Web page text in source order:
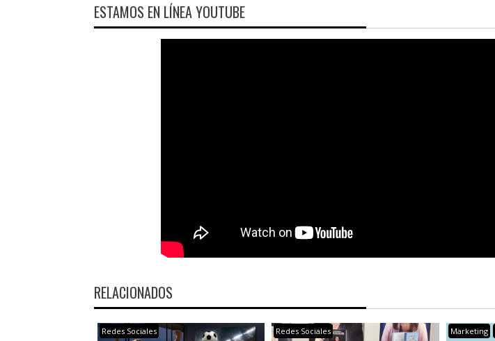
ESTAMOS EN LÍNEA YOUTUBE
RELACIONADOS
Redes Sociales Redes Sociales Marketing